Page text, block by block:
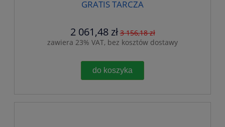
GRATIS TARCZA
2 061,48 zł 3 156,18 zł
zawiera 23% VAT, bez kosztów dostawy
do koszyka